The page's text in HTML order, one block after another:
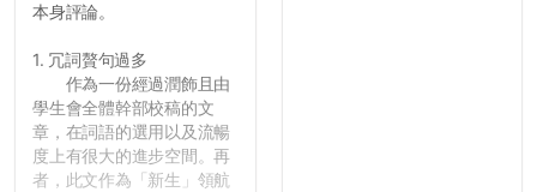
本身評論。
1. 冗詞贅句過多
作為一份經過潤飾且由
學生會全體幹部校稿的文
章，在詞語的選用以及流暢
度上有很大的進步空間。再
者，此文作為「新生」領航